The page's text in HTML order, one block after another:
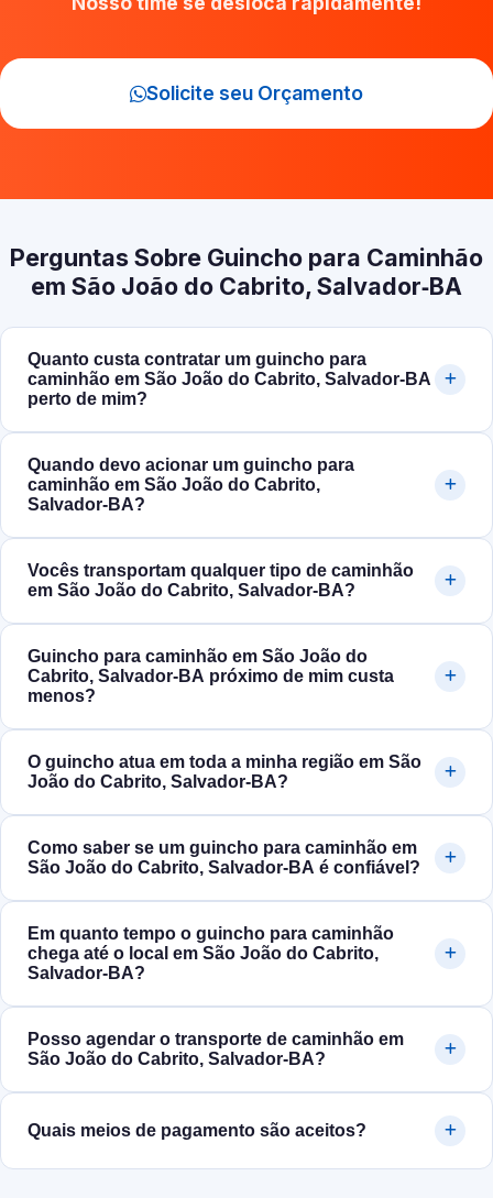
Solicite seu Orçamento
Perguntas Sobre Guincho para Caminhão
em São João do Cabrito, Salvador‑BA
Quanto custa contratar um guincho para
caminhão em São João do Cabrito, Salvador‑BA
perto de mim?
Quando devo acionar um guincho para
caminhão em São João do Cabrito,
Salvador‑BA?
Vocês transportam qualquer tipo de caminhão
em São João do Cabrito, Salvador‑BA?
Guincho para caminhão em São João do
Cabrito, Salvador‑BA próximo de mim custa
menos?
O guincho atua em toda a minha região em São
João do Cabrito, Salvador‑BA?
Como saber se um guincho para caminhão em
São João do Cabrito, Salvador‑BA é confiável?
Em quanto tempo o guincho para caminhão
chega até o local em São João do Cabrito,
Salvador‑BA?
Posso agendar o transporte de caminhão em
São João do Cabrito, Salvador‑BA?
Quais meios de pagamento são aceitos?